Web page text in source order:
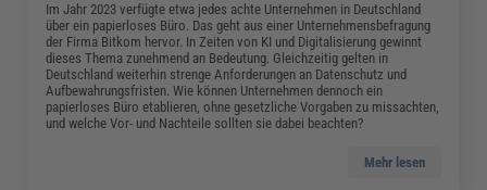
Im Jahr 2023 verfügte etwa jedes achte Unternehmen in Deutschland
über ein papierloses Büro. Das geht aus einer Unternehmensbefragung
der Firma Bitkom hervor. In Zeiten von KI und Digitalisierung gewinnt
dieses Thema zunehmend an Bedeutung. Gleichzeitig gelten in
Deutschland weiterhin strenge Anforderungen an Datenschutz und
Aufbewahrungsfristen. Wie können Unternehmen dennoch ein
papierloses Büro etablieren, ohne gesetzliche Vorgaben zu missachten,
und welche Vor- und Nachteile sollten sie dabei beachten?
Mehr lesen